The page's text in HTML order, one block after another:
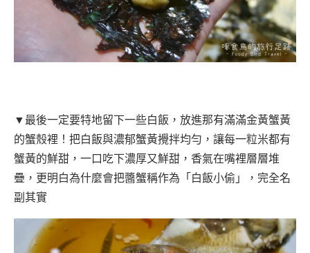
▼最後一定要特地留下一些白飯，放進那有滿滿金黃蟹黃
的蟹殼裡！把白飯與濃郁蟹黃攪拌均勻，讓每一粒米都有
蟹黃的鮮甜，一口吃下濃厚又鮮甜，香氣在嘴裡層層堆
疊，更明白為什麼會把醬蟹稱作為「白飯小偷」，完全名
副其實